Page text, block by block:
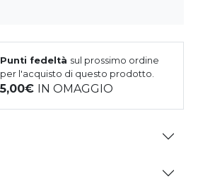
Punti fedeltà sul prossimo ordine
per l'acquisto di questo prodotto.
5,00 IN OMAGGIO